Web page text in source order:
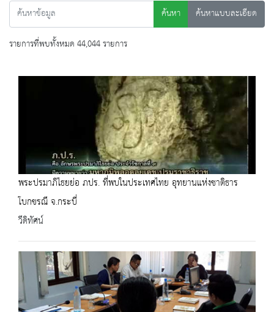
ค้นหา
ค้นหาแบบละเอียด
รายการที่พบทั้งหมด 44,044 รายการ
พระปรมาภิไธยย่อ ภปร. ที่พบในประเทศไทย อุทยานแห่งชาติธาร
โบกขรณี จ.กระบี่
วีดิทัศน์